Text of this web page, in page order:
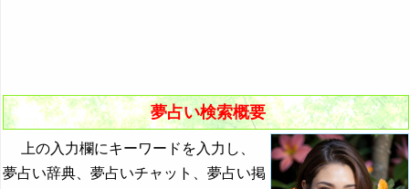
夢占い検索概要
上の入力欄にキーワードを入力し、
夢占い辞典、夢占いチャット、夢占い掲